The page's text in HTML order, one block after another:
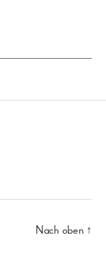
Nach oben ↑